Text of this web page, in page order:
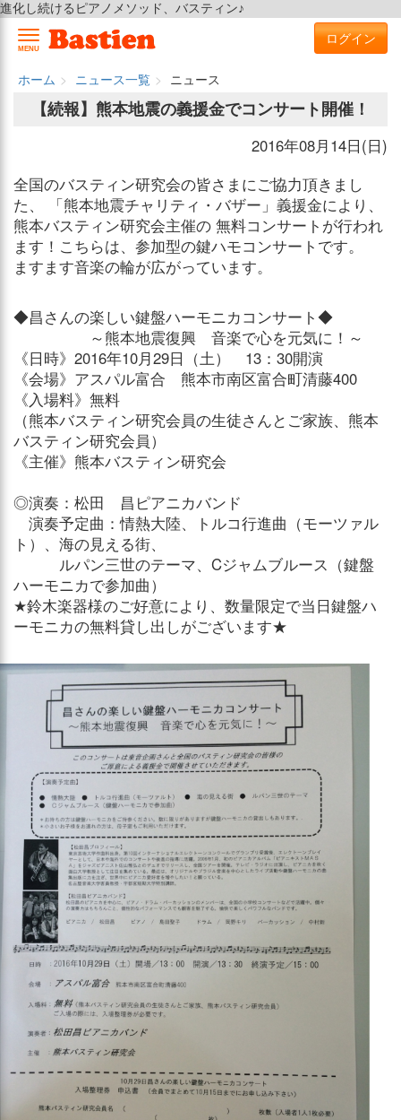
進化し続けるピアノメソッド、バスティン♪
MENU
ログイン
ホーム ニュース一覧
ニュース
【続報】熊本地震の義援金でコンサート開催！
2016年08月14日(日)
全国のバスティン研究会の皆さまにご協力頂きまし
た、 「熊本地震チャリティ・バザー」義援金により、
熊本バスティン研究会主催の 無料コンサートが行われ
ます！こちらは、参加型の鍵ハモコンサートです。
ますます音楽の輪が広がっています。
◆昌さんの楽しい鍵盤ハーモニカコンサート◆
～熊本地震復興 音楽で心を元気に！～
《日時》2016年10月29日（土） 13：30開演
《会場》アスパル富合 熊本市南区富合町清藤400
《入場料》無料
（熊本バスティン研究会員の生徒さんとご家族、熊本
バスティン研究会員）
《主催》熊本バスティン研究会
◎演奏：松田 昌ピアニカバンド
演奏予定曲：情熱大陸、トルコ行進曲（モーツァル
ト）、海の見える街、
ルパン三世のテーマ、Cジャムブルース（鍵盤
ハーモニカで参加曲）
★鈴木楽器様のご好意により、数量限定で当日鍵盤ハ
ーモニカの無料貸し出しがございます★